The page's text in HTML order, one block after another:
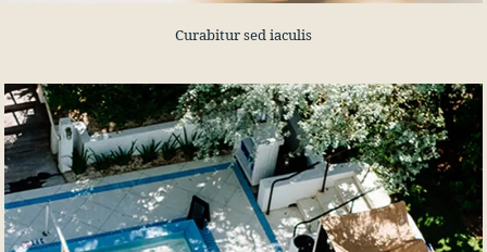
Curabitur sed iaculis